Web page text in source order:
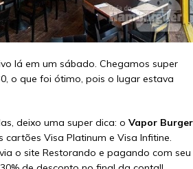
lá em um sábado. Chegamos super
o que foi ótimo, pois o lugar estava
deixo uma super dica: o Vapor Burger
Visa Platinum e Visa Infitine.
o site Restorando e pagando com seu